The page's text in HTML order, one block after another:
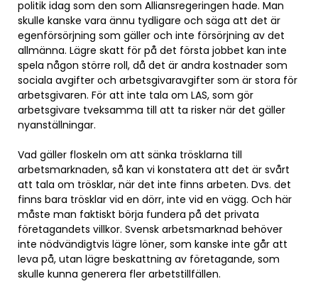
politik idag som den som Alliansregeringen hade. Man
skulle kanske vara ännu tydligare och säga att det är
egenförsörjning som gäller och inte försörjning av det
allmänna. Lägre skatt för på det första jobbet kan inte
spela någon större roll, då det är andra kostnader som
sociala avgifter och arbetsgivaravgifter som är stora för
arbetsgivaren. För att inte tala om LAS, som gör
arbetsgivare tveksamma till att ta risker när det gäller
nyanställningar.
Vad gäller floskeln om att sänka trösklarna till
arbetsmarknaden, så kan vi konstatera att det är svårt
att tala om trösklar, när det inte finns arbeten. Dvs. det
finns bara trösklar vid en dörr, inte vid en vägg. Och här
måste man faktiskt börja fundera på det privata
företagandets villkor. Svensk arbetsmarknad behöver
inte nödvändigtvis lägre löner, som kanske inte går att
leva på, utan lägre beskattning av företagande, som
skulle kunna generera fler arbetstillfällen.